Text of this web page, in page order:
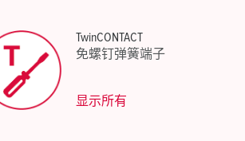
TwinCONTACT
免螺钉弹簧端子
显示所有